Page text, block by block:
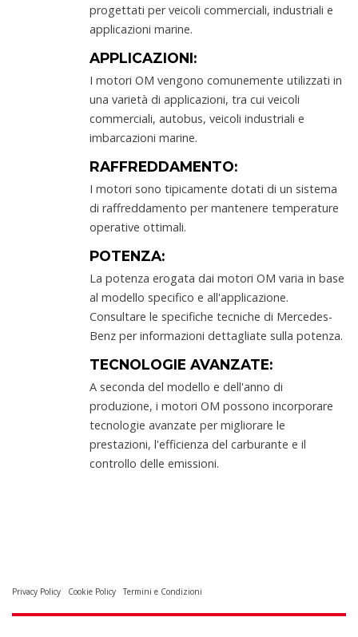
progettati per veicoli commerciali, industriali e
applicazioni marine.
APPLICAZIONI:
I motori OM vengono comunemente utilizzati in
una varietà di applicazioni, tra cui veicoli
commerciali, autobus, veicoli industriali e
imbarcazioni marine.
RAFFREDDAMENTO:
I motori sono tipicamente dotati di un sistema
di raffreddamento per mantenere temperature
operative ottimali.
POTENZA:
La potenza erogata dai motori OM varia in base
al modello specifico e all'applicazione.
Consultare le specifiche tecniche di Mercedes-
Benz per informazioni dettagliate sulla potenza.
TECNOLOGIE AVANZATE:
A seconda del modello e dell'anno di
produzione, i motori OM possono incorporare
tecnologie avanzate per migliorare le
prestazioni, l'efficienza del carburante e il
controllo delle emissioni.
Privacy Policy Cookie Policy Termini e Condizioni